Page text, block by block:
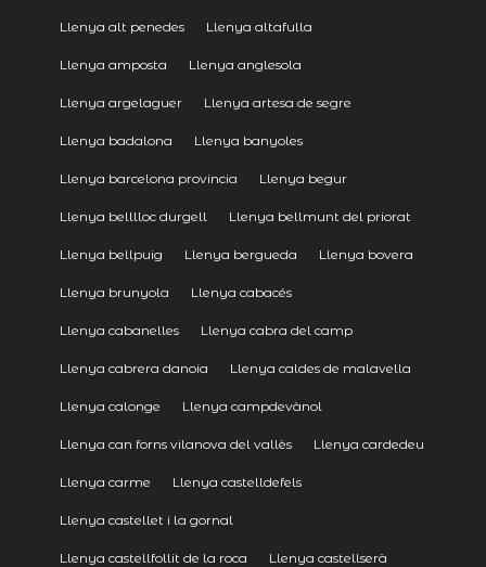
Llenya alt penedes Llenya altafulla
Llenya amposta Llenya anglesola
Llenya argelaguer Llenya artesa de segre
Llenya badalona Llenya banyoles
Llenya barcelona provincia Llenya begur
Llenya belllloc durgell Llenya bellmunt del priorat
Llenya bellpuig Llenya bergueda Llenya bovera
Llenya brunyola Llenya cabacés
Llenya cabanelles Llenya cabra del camp
Llenya cabrera danoia Llenya caldes de malavella
Llenya calonge Llenya campdevànol
Llenya can forns vilanova del vallès Llenya cardedeu
Llenya carme Llenya castelldefels
Llenya castellet i la gornal
Llenya castellfollit de la roca Llenya castellserà